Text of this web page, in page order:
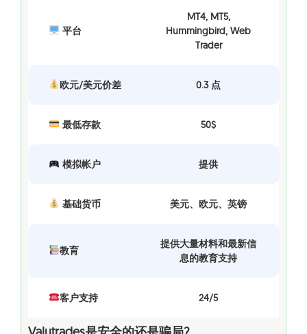
平台
MT4, MT5,
Hummingbird, Web
Trader
欧元/美元价差 0.3 点
最低存款 50$
模拟帐户 提供
基础货币 美元、欧元、英镑
教育
提供大量材料和最新信
息的教育支持
客户支持 24/5